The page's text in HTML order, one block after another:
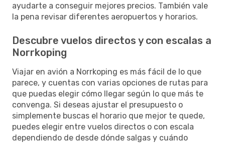
ayudarte a conseguir mejores precios. También vale
la pena revisar diferentes aeropuertos y horarios.
Descubre vuelos directos y con escalas a
Norrkoping
Viajar en avión a Norrkoping es más fácil de lo que
parece, y cuentas con varias opciones de rutas para
que puedas elegir cómo llegar según lo que más te
convenga. Si deseas ajustar el presupuesto o
simplemente buscas el horario que mejor te quede,
puedes elegir entre vuelos directos o con escala
dependiendo de desde dónde salgas y cuándo